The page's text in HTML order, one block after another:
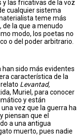
y las fricativas de la voz
cualquier sistema
teme más
la que a menudo
modo, los poetas no
o del poder arbitrario.
han sido más evidentes
característica de la
Levantad,
Muriel, para conocer
y están
vez que la guerra ha
piensan que el
a una antigua
muerto, pues nadie